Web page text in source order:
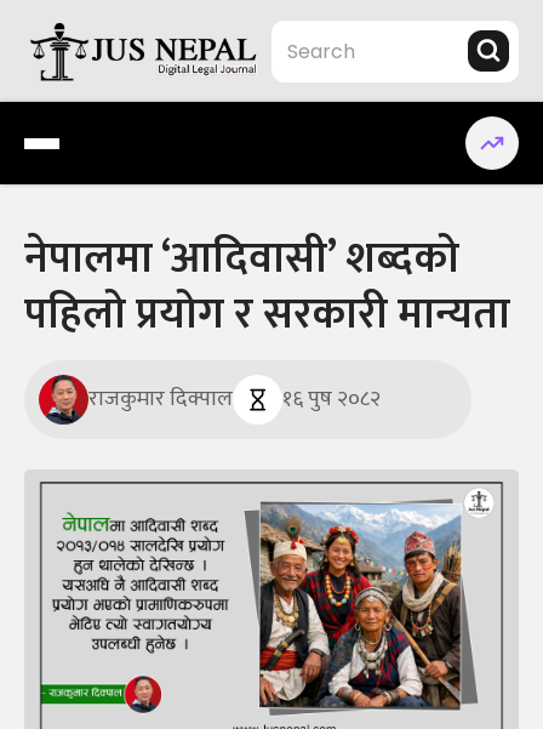
content
Jus Nepal | www.jusnepal.com
Digital Legal Journal
नेपालमा ‘आदिवासी’ शब्दको
पहिलो प्रयोग र सरकारी मान्यता
राजकुमार दिक्पाल १६ पुष २०८२